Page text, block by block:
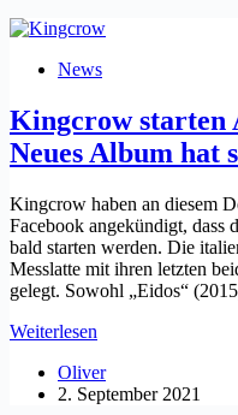
Neo-
Legende
Night
News
Kingcrow starten
Neues Album hat
Kingcrow haben an diesem
Facebook angekündigt, dass
bald starten werden. Die
Messlatte mit ihren letzten
gelegt. Sowohl „Eidos“
Weiterlesen
Aufnahmesessions:
Neues
Oliver
2. September 2021